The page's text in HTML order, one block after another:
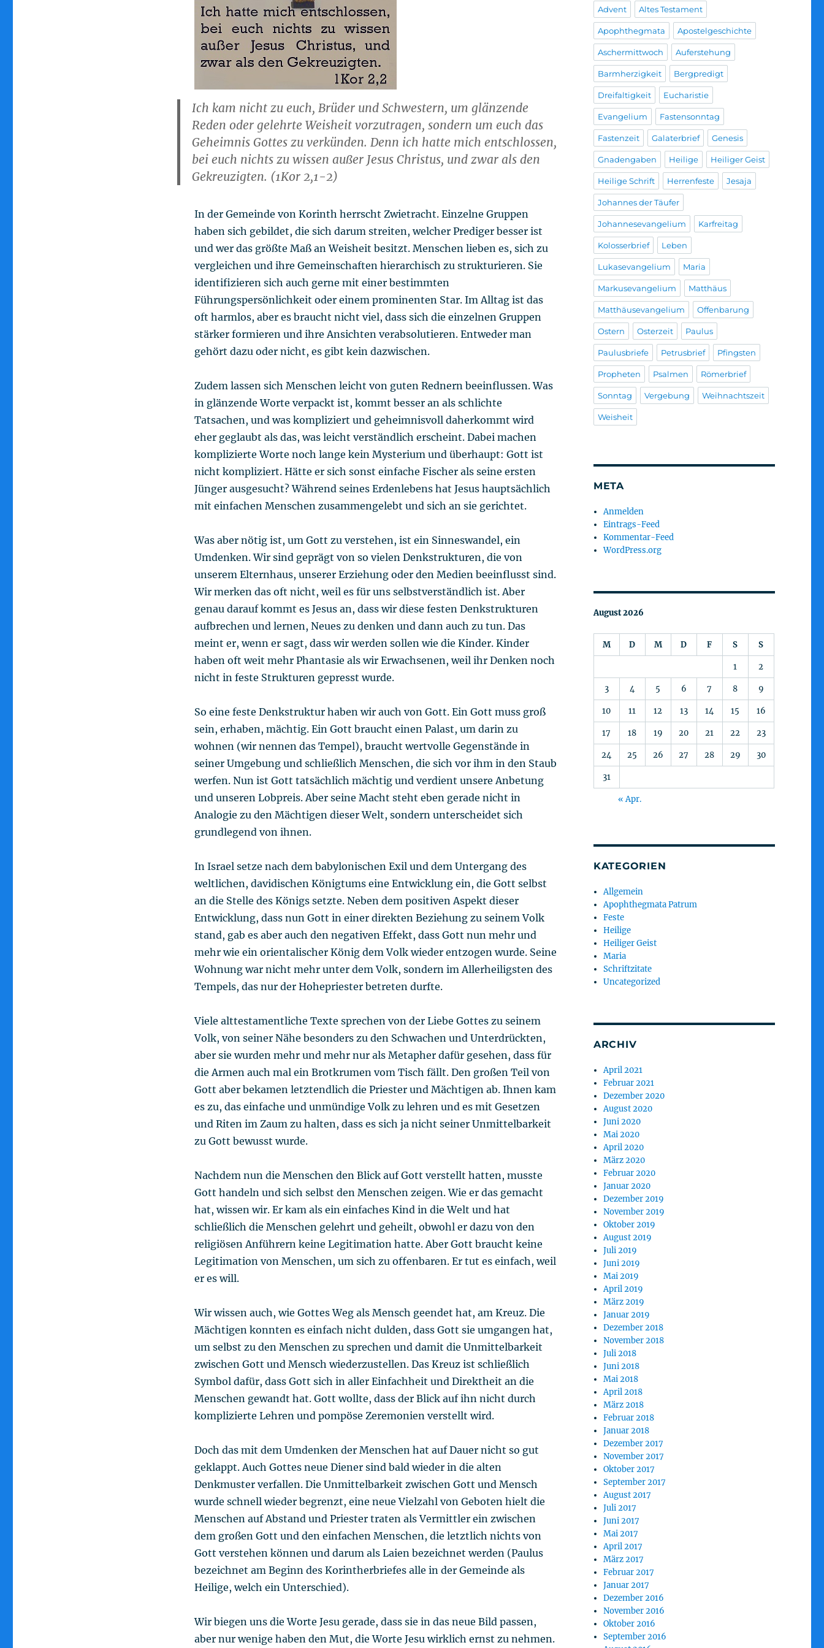
Ich kam nicht zu euch, Brüder und Schwestern, um glänzende
Reden oder gelehrte Weisheit vorzutragen, sondern um euch das
Geheimnis Gottes zu verkünden. Denn ich hatte mich entschlossen,
bei euch nichts zu wissen außer Jesus Christus, und zwar als den
Gekreuzigten. (1Kor 2,1-2)
In der Gemeinde von Korinth herrscht Zwietracht. Einzelne Gruppen
haben sich gebildet, die sich darum streiten, welcher Prediger besser ist
und wer das größte Maß an Weisheit besitzt. Menschen lieben es, sich zu
vergleichen und ihre Gemeinschaften hierarchisch zu strukturieren. Sie
identifizieren sich auch gerne mit einer bestimmten
Führungspersönlichkeit oder einem prominenten Star. Im Alltag ist das
oft harmlos, aber es braucht nicht viel, dass sich die einzelnen Gruppen
stärker formieren und ihre Ansichten verabsolutieren. Entweder man
gehört dazu oder nicht, es gibt kein dazwischen.
Zudem lassen sich Menschen leicht von guten Rednern beeinflussen. Was
in glänzende Worte verpackt ist, kommt besser an als schlichte
Tatsachen, und was kompliziert und geheimnisvoll daherkommt wird
eher geglaubt als das, was leicht verständlich erscheint. Dabei machen
komplizierte Worte noch lange kein Mysterium und überhaupt: Gott ist
nicht kompliziert. Hätte er sich sonst einfache Fischer als seine ersten
Jünger ausgesucht? Während seines Erdenlebens hat Jesus hauptsächlich
mit einfachen Menschen zusammengelebt und sich an sie gerichtet.
Was aber nötig ist, um Gott zu verstehen, ist ein Sinneswandel, ein
Umdenken. Wir sind geprägt von so vielen Denkstrukturen, die von
unserem Elternhaus, unserer Erziehung oder den Medien beeinflusst sind.
Wir merken das oft nicht, weil es für uns selbstverständlich ist. Aber
genau darauf kommt es Jesus an, dass wir diese festen Denkstrukturen
aufbrechen und lernen, Neues zu denken und dann auch zu tun. Das
meint er, wenn er sagt, dass wir werden sollen wie die Kinder. Kinder
haben oft weit mehr Phantasie als wir Erwachsenen, weil ihr Denken noch
nicht in feste Strukturen gepresst wurde.
So eine feste Denkstruktur haben wir auch von Gott. Ein Gott muss groß
sein, erhaben, mächtig. Ein Gott braucht einen Palast, um darin zu
wohnen (wir nennen das Tempel), braucht wertvolle Gegenstände in
seiner Umgebung und schließlich Menschen, die sich vor ihm in den Staub
werfen. Nun ist Gott tatsächlich mächtig und verdient unsere Anbetung
und unseren Lobpreis. Aber seine Macht steht eben gerade nicht in
Analogie zu den Mächtigen dieser Welt, sondern unterscheidet sich
grundlegend von ihnen.
In Israel setze nach dem babylonischen Exil und dem Untergang des
weltlichen, davidischen Königtums eine Entwicklung ein, die Gott selbst
an die Stelle des Königs setzte. Neben dem positiven Aspekt dieser
Entwicklung, dass nun Gott in einer direkten Beziehung zu seinem Volk
stand, gab es aber auch den negativen Effekt, dass Gott nun mehr und
mehr wie ein orientalischer König dem Volk wieder entzogen wurde. Seine
Wohnung war nicht mehr unter dem Volk, sondern im Allerheiligsten des
Tempels, das nur der Hohepriester betreten durfte.
Viele alttestamentliche Texte sprechen von der Liebe Gottes zu seinem
Volk, von seiner Nähe besonders zu den Schwachen und Unterdrückten,
aber sie wurden mehr und mehr nur als Metapher dafür gesehen, dass für
die Armen auch mal ein Brotkrumen vom Tisch fällt. Den großen Teil von
Gott aber bekamen letztendlich die Priester und Mächtigen ab. Ihnen kam
es zu, das einfache und unmündige Volk zu lehren und es mit Gesetzen
und Riten im Zaum zu halten, dass es sich ja nicht seiner Unmittelbarkeit
zu Gott bewusst wurde.
Nachdem nun die Menschen den Blick auf Gott verstellt hatten, musste
Gott handeln und sich selbst den Menschen zeigen. Wie er das gemacht
hat, wissen wir. Er kam als ein einfaches Kind in die Welt und hat
schließlich die Menschen gelehrt und geheilt, obwohl er dazu von den
religiösen Anführern keine Legitimation hatte. Aber Gott braucht keine
Legitimation von Menschen, um sich zu offenbaren. Er tut es einfach, weil
er es will.
Wir wissen auch, wie Gottes Weg als Mensch geendet hat, am Kreuz. Die
Mächtigen konnten es einfach nicht dulden, dass Gott sie umgangen hat,
um selbst zu den Menschen zu sprechen und damit die Unmittelbarkeit
zwischen Gott und Mensch wiederzustellen. Das Kreuz ist schließlich
Symbol dafür, dass Gott sich in aller Einfachheit und Direktheit an die
Menschen gewandt hat. Gott wollte, dass der Blick auf ihn nicht durch
komplizierte Lehren und pompöse Zeremonien verstellt wird.
Doch das mit dem Umdenken der Menschen hat auf Dauer nicht so gut
geklappt. Auch Gottes neue Diener sind bald wieder in die alten
Denkmuster verfallen. Die Unmittelbarkeit zwischen Gott und Mensch
wurde schnell wieder begrenzt, eine neue Vielzahl von Geboten hielt die
Menschen auf Abstand und Priester traten als Vermittler ein zwischen
dem großen Gott und den einfachen Menschen, die letztlich nichts von
Gott verstehen können und darum als Laien bezeichnet werden (Paulus
bezeichnet am Beginn des Korintherbriefes alle in der Gemeinde als
Heilige, welch ein Unterschied).
Wir biegen uns die Worte Jesu gerade, dass sie in das neue Bild passen,
aber nur wenige haben den Mut, die Worte Jesu wirklich ernst zu nehmen.
Advent Altes Testament
Apophthegmata Apostelgeschichte
Aschermittwoch Auferstehung
Barmherzigkeit Bergpredigt
Dreifaltigkeit Eucharistie
Evangelium Fastensonntag
Fastenzeit Galaterbrief Genesis
Gnadengaben Heilige Heiliger Geist
Heilige Schrift Herrenfeste Jesaja
Johannes der Täufer
Johannesevangelium Karfreitag
Kolosserbrief Leben
Lukasevangelium Maria
Markusevangelium Matthäus
Matthäusevangelium Offenbarung
Ostern Osterzeit Paulus
Paulusbriefe Petrusbrief Pfingsten
Propheten Psalmen Römerbrief
Sonntag Vergebung Weihnachtszeit
Weisheit
META
Anmelden
Eintrags-Feed
Kommentar-Feed
WordPress.org
August 2026
M D M D F S S
1 2
3 4 5 6 7 8 9
10 11 12 13 14 15 16
17 18 19 20 21 22 23
24 25 26 27 28 29 30
31
« Apr.
KATEGORIEN
Allgemein
Apophthegmata Patrum
Feste
Heilige
Heiliger Geist
Maria
Schriftzitate
Uncategorized
ARCHIV
April 2021
Februar 2021
Dezember 2020
August 2020
Juni 2020
Mai 2020
April 2020
März 2020
Februar 2020
Januar 2020
Dezember 2019
November 2019
Oktober 2019
August 2019
Juli 2019
Juni 2019
Mai 2019
April 2019
März 2019
Januar 2019
Dezember 2018
November 2018
Juli 2018
Juni 2018
Mai 2018
April 2018
März 2018
Februar 2018
Januar 2018
Dezember 2017
November 2017
Oktober 2017
September 2017
August 2017
Juli 2017
Juni 2017
Mai 2017
April 2017
März 2017
Februar 2017
Januar 2017
Dezember 2016
November 2016
Oktober 2016
September 2016